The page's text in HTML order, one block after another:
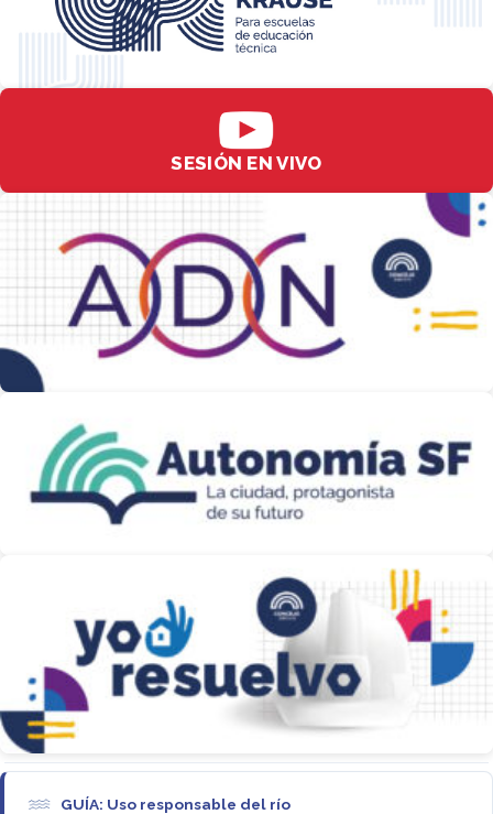
SESIÓN EN VIVO
GUÍA: Uso responsable del río